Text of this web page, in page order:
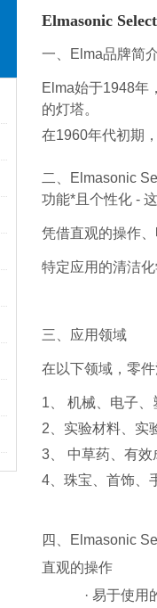
Elmasonic
一、Elma品牌简
Elma始于1948年
的灯塔。
在1960年代初期
二、Elmasonic
功能*且个性化 -
凭借直观的操作
特定应用的清洁
三、应用领域
在以下领域，零
1、 机械、电子
2、实验材料、实
3、 中草药、有效
4、珠宝、首饰、
四、Elmasonic
直观的操作
· 易于使用